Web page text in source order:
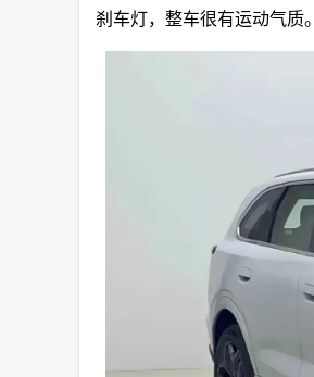
刹车灯，整车很有运动气质。